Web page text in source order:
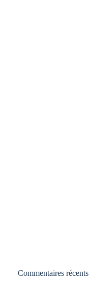
Commentaires récents